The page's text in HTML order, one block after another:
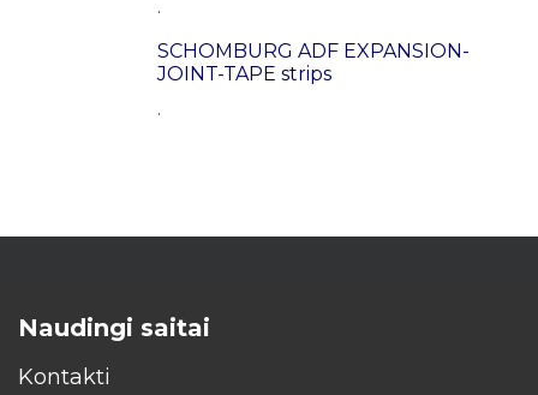
.
SCHOMBURG ADF EXPANSION-
JOINT-TAPE strips
.
Naudingi saitai
Kontakti